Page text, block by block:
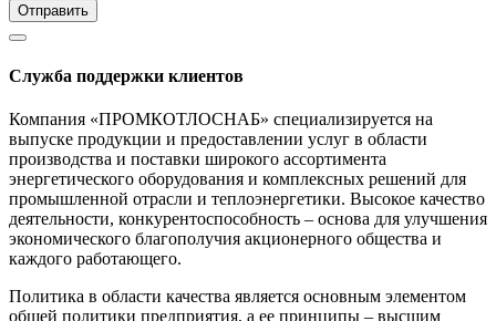
Отправить
Служба поддержки клиентов
Компания «ПРОМКОТЛОСНАБ» специализируется на
выпуске продукции и предоставлении услуг в области
производства и поставки широкого ассортимента
энергетического оборудования и комплексных решений для
промышленной отрасли и теплоэнергетики. Высокое качество
деятельности, конкурентоспособность – основа для улучшения
экономического благополучия акционерного общества и
каждого работающего.
Политика в области качества является основным элементом
общей политики предприятия, а ее принципы – высшим